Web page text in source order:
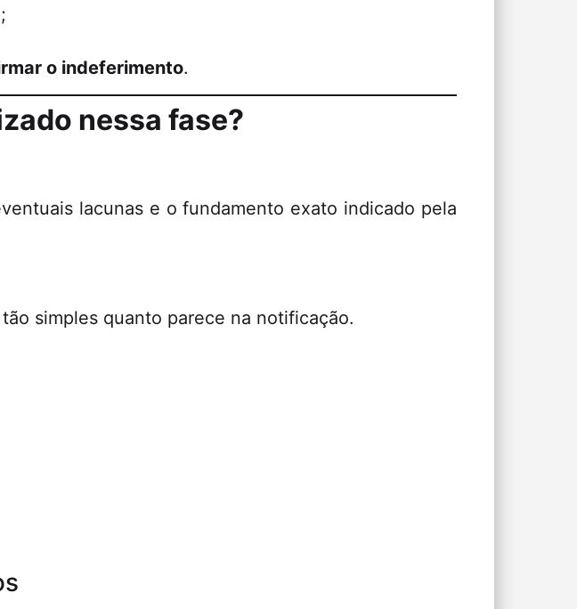
o indeferimento.
nessa fase?
lacunas e o fundamento exato indicado pela
simples quanto parece na notificação.